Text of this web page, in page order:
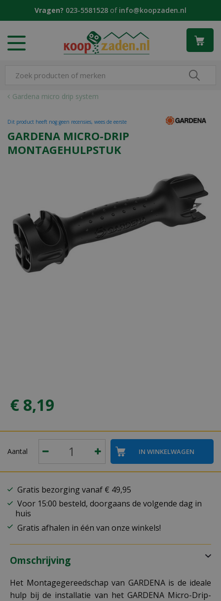
Gardena micro drip system
Vragen? 023-5581528 of info@koopzaden.nl
GARDENA MICRO-DRIP
MONTAGEHULPSTUK
Dit product heeft nog geen recensies, wees de eerste
€ 8,19
Aantal
Gratis bezorging vanaf € 49,95
Voor 15:00 besteld, doorgaans de volgende dag in
huis
Gratis afhalen in één van onze winkels!
Omschrijving
Het Montagegereedschap van GARDENA is de ideale
hulp bij de installatie van het GARDENA Micro-Drip-